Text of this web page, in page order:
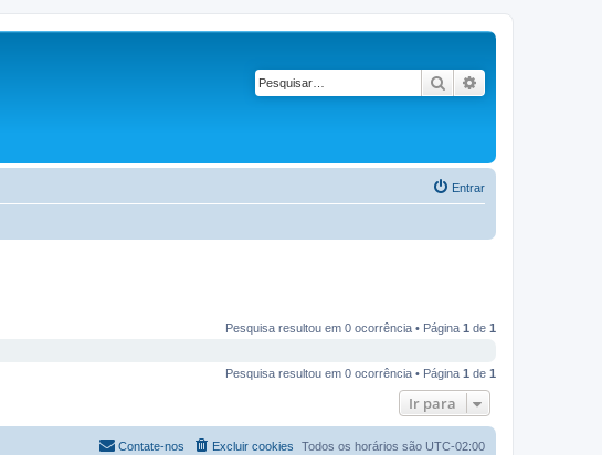
Pesquisar
Entrar
Pesquisa resultou em 0 ocorrência • Página 1 de 1
Pesquisa resultou em 0 ocorrência • Página 1 de 1
Ir para
Todos os horários são UTC-02:00
Excluir cookies
Contate-nos